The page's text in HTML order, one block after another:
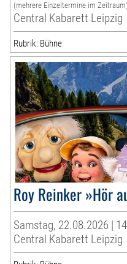
(mehrere Einzeltermine im Zeitraum)
Central Kabarett Leipzig
Rubrik: Bühne
Roy Reinker »Hör
Samstag, 22.08.2026 |
Central Kabarett Leipzig